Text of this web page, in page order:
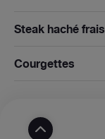
Steak haché frais
Courgettes